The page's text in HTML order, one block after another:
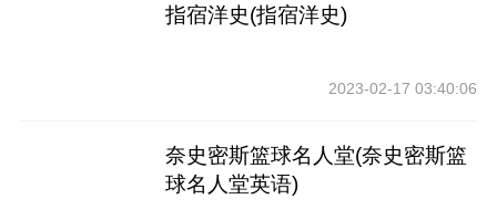
指宿洋史(指宿洋史)
2023-02-17 03:40:06
奈史密斯篮球名人堂(奈史密斯篮
球名人堂英语)